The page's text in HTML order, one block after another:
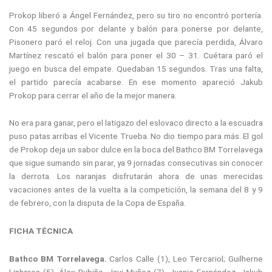
Prokop liberó a Ángel Fernández, pero su tiro no encontró portería.
Con 45 segundos por delante y balón para ponerse por delante,
Pisonero paró el reloj. Con una jugada que parecía perdida, Álvaro
Martínez rescató el balón para poner el 30 – 31. Cuétara paró el
juego en busca del empate. Quedaban 15 segundos. Tras una falta,
el partido parecía acabarse. En ese momento apareció Jakub
Prokop para cerrar el año de la mejor manera.
No era para ganar, pero el latigazo del eslovaco directo a la escuadra
puso patas arribas el Vicente Trueba. No dio tiempo para más. El gol
de Prokop deja un sabor dulce en la boca del Bathco BM Torrelavega
que sigue sumando sin parar, ya 9 jornadas consecutivas sin conocer
la derrota. Los naranjas disfrutarán ahora de unas merecidas
vacaciones antes de la vuelta a la competición, la semana del 8 y 9
de febrero, con la disputa de la Copa de España.
FICHA TÉCNICA
Bathco BM Torrelavega. Carlos Calle (1), Leo Tercariol; Guilherne